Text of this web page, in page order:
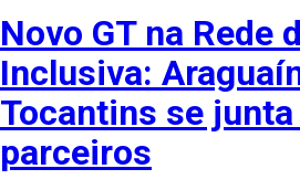
Novo GT na Rede
Inclusiva:
Tocantins se
parceiros